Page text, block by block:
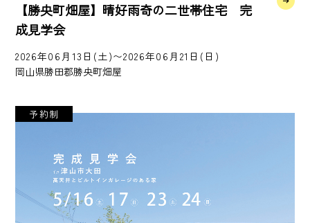
【勝央町畑屋】晴好雨奇の二世帯住宅 完
成見学会
2026年06月13日(土)〜2026年06月21日(日)
岡山県勝田郡勝央町畑屋
予約制